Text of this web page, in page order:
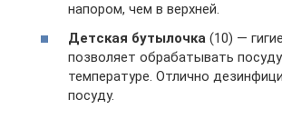
напором, чем в верхней.
Детская бутылочка (10) —
позволяет обрабатывать
температуре. Отлично
посуду.